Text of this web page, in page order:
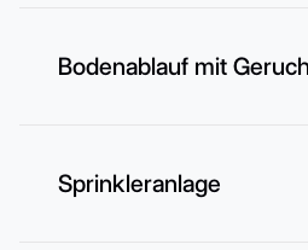
Bodenablauf mit
Sprinkleranlage